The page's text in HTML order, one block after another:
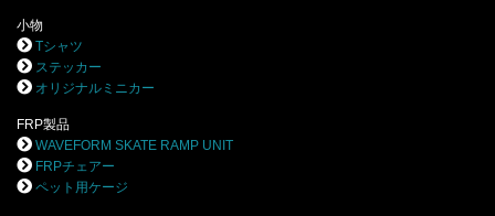
小物
Tシャツ
ステッカー
オリジナルミニカー
FRP製品
WAVEFORM SKATE RAMP UNIT
FRPチェアー
ペット用ケージ